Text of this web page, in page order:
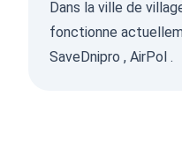
Dans la ville de
fonctionne
SaveDnipro , AirPol .